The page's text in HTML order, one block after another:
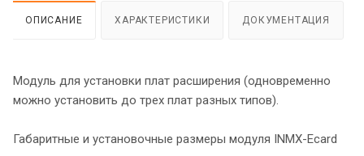
ОПИСАНИЕ ХАРАКТЕРИСТИКИ ДОКУМЕНТАЦИЯ
Модуль для установки плат расширения (одновременно
можно установить до трех плат разных типов).
Габаритные и установочные размеры модуля INMX-Ecard